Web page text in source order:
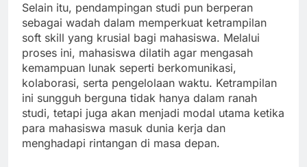
Selain itu, pendampingan studi pun berperan
sebagai wadah dalam memperkuat ketrampilan
soft skill yang krusial bagi mahasiswa. Melalui
proses ini, mahasiswa dilatih agar mengasah
kemampuan lunak seperti berkomunikasi,
kolaborasi, serta pengelolaan waktu. Ketrampilan
ini sungguh berguna tidak hanya dalam ranah
studi, tetapi juga akan menjadi modal utama ketika
para mahasiswa masuk dunia kerja dan
menghadapi rintangan di masa depan.